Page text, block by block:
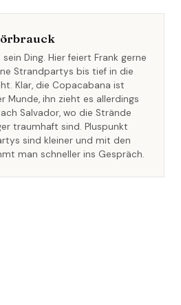
Ding. Hier feiert Frank gerne
Strandpartys bis tief in die
Klar, die Copacabana ist
Munde, ihn zieht es allerdings
Salvador, wo die Strände
traumhaft sind. Pluspunkt
sind kleiner und mit den
man schneller ins Gespräch.